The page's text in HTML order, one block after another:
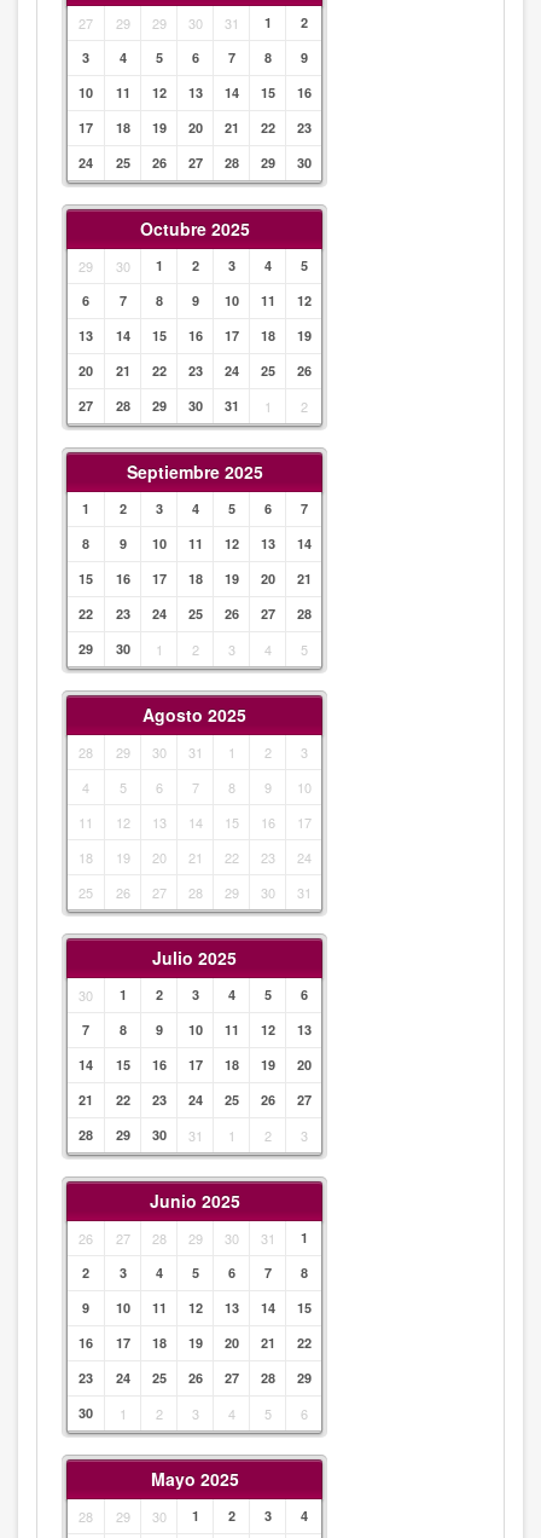
27 29 29 30 31 1
2
3
4 5 6 7 8
9
10
11 12 13 14 15
16
17
18 19 20 21 22
23
24
25 26 27 28 29 30
Octubre 2025
29 30 1 2 3 4
5
6
7 8 9 10 11
12
13
14 15 16 17 18
19
20
21 22 23 24 25
26
27
28 29 30 31 1 2
Septiembre 2025
1 2 3 4 5 6
7
8
9 10 11 12 13
14
15
16 17 18 19 20
21
22
23 24 25 26 27
28
29
30 1 2 3 4 5
Agosto 2025
28 29 30 31 1 2
3
4
5 6 7 8 9
10
11
12 13 14 15 16
17
18
19 20 21 22 23
24
25
26 27 28 29 30 31
Julio 2025
30 1 2 3 4 5
6
7
8 9 10 11 12
13
14
15 16 17 18 19
20
21
22 23 24 25 26
27
28
29 30 31 1 2 3
Junio 2025
26 27 28 29 30 31
1
2
3 4 5 6 7
8
9
10 11 12 13 14
15
16
17 18 19 20 21
22
23
24 25 26 27 28
29
30
1 2 3 4 5 6
Mayo 2025
28 29 30 1 2 3 4